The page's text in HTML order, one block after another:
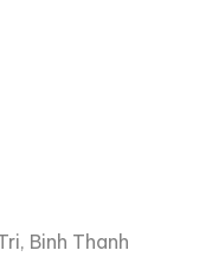
Binh Thanh